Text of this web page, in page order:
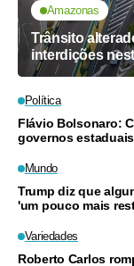
Amazonas
Trânsito
interdições
Política
Flávio Bolsonaro:
governos estaduais
Mundo
Trump diz que
'um pouco mais
Variedades
Roberto Carlos